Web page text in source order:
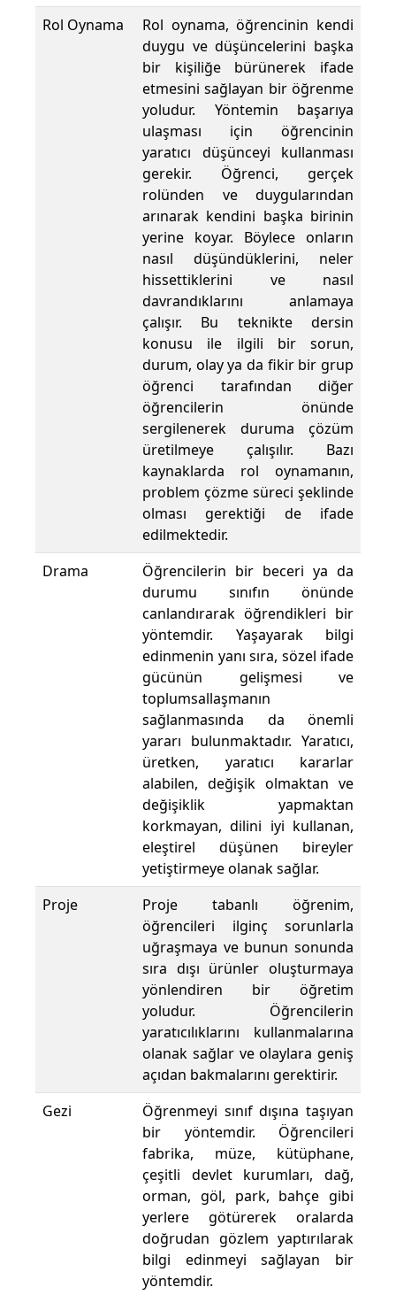
Rol Oynama
Rol oynama, öğrencinin kendi
duygu ve düşüncelerini başka
bir kişiliğe bürünerek ifade
etmesini sağlayan bir öğrenme
yoludur. Yöntemin başarıya
ulaşması için öğrencinin
yaratıcı düşünceyi kullanması
gerekir. Öğrenci, gerçek
rolünden ve duygularından
arınarak kendini başka birinin
yerine koyar. Böylece onların
nasıl düşündüklerini, neler
hissettiklerini ve nasıl
davrandıklarını anlamaya
çalışır. Bu teknikte dersin
konusu ile ilgili bir sorun,
durum, olay ya da fikir bir grup
öğrenci tarafından diğer
öğrencilerin önünde
sergilenerek duruma çözüm
üretilmeye çalışılır. Bazı
kaynaklarda rol oynamanın,
problem çözme süreci şeklinde
olması gerektiği de ifade
edilmektedir.
Drama
Öğrencilerin bir beceri ya da
durumu sınıfın önünde
canlandırarak öğrendikleri bir
yöntemdir. Yaşayarak bilgi
edinmenin yanı sıra, sözel ifade
gücünün gelişmesi ve
toplumsallaşmanın
sağlanmasında da önemli
yararı bulunmaktadır. Yaratıcı,
üretken, yaratıcı kararlar
alabilen, değişik olmaktan ve
değişiklik yapmaktan
korkmayan, dilini iyi kullanan,
eleştirel düşünen bireyler
yetiştirmeye olanak sağlar.
Proje
Proje tabanlı öğrenim,
öğrencileri ilginç sorunlarla
uğraşmaya ve bunun sonunda
sıra dışı ürünler oluşturmaya
yönlendiren bir öğretim
yoludur. Öğrencilerin
yaratıcılıklarını kullanmalarına
olanak sağlar ve olaylara geniş
açıdan bakmalarını gerektirir.
Gezi
Öğrenmeyi sınıf dışına taşıyan
bir yöntemdir. Öğrencileri
fabrika, müze, kütüphane,
çeşitli devlet kurumları, dağ,
orman, göl, park, bahçe gibi
yerlere götürerek oralarda
doğrudan gözlem yaptırılarak
bilgi edinmeyi sağlayan bir
yöntemdir.